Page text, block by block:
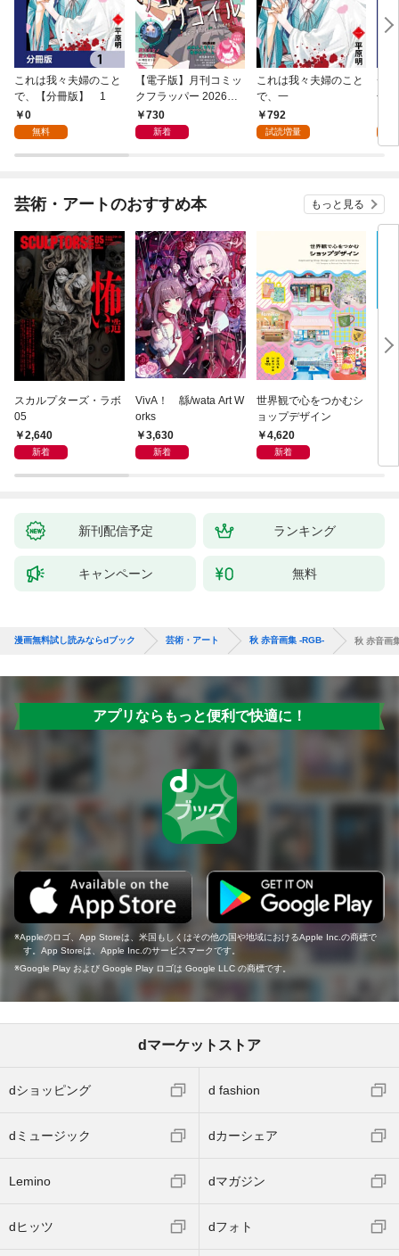
これは我々夫婦のこと
で、【分冊版】 1
0
無料
【電子版】月刊コミッ
クフラッパー 2026年9
月号730
新着
これは我々夫婦のこと
で、一
792
試読増量
チ
冊
芸術・アートのおすすめ本 もっと見る
スカルプターズ・ラボ
05
2,640
新着
VivA！ 緜/wata Art W
orks
3,630
新着
世界観で心をつかむシ
ョップデザイン
4,620
新着
新刊配信予定 ランキング
キャンペーン 無料
漫画無料試し読みならdブック 芸術・アート 秋 赤音画集 -RGB- 秋 赤音画
アプリならもっと便利で快適に！
Appleのロゴ、App Storeは、米国もしくはその他の国や地域におけるApple Inc.の商標で
す。App Storeは、Apple Inc.のサービスマークです。
Google Play および Google Play ロゴは Google LLC の商標です。
dマーケットストア
dショッピング d fashion
dミュージック dカーシェア
Lemino dマガジン
dヒッツ dフォト